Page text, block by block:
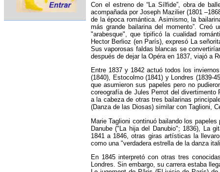
Con el estreno de “La Sílfide”, obra de
acompañada por Joseph Mazilier (1801
de la época romántica. Asimismo, la
más grande bailarina del momento”.
"arabesque", que tipificó la cualidad
Hector Berlioz (en París), expresó La
Sus vaporosas faldas blancas se
después de dejar la Opéra en 1837, viajó a
Entre 1837 y 1842 actuó todos los
(1840), Estocolmo (1841) y Londres (1839-
que asumieron sus papeles pero no
coreografía de Jules Perrot del
a la cabeza de otras tres bailarinas
(Danza de las Diosas) similar con Taglioni,
Marie Taglioni continuó bailando los
Danube ("La hija del Danubio"; 1836), La
1841 a 1846, otras giras artísticas la
como una "verdadera estrella de la danza
En 1845 interpretó con otras tres
Londres. Sin embargo, su carrera estaba